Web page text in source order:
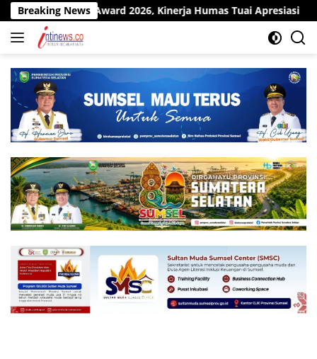
Langsung
ke
konten
Breaking News
2026, Kinerja Humas Tuai Apresiasi Pit Stop